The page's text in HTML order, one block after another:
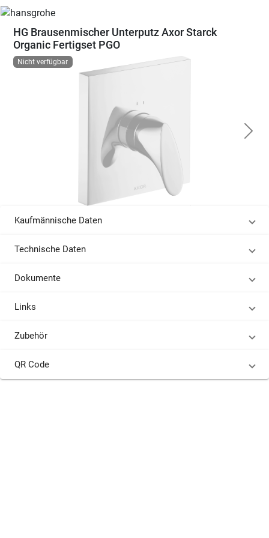
HG Brausenmischer Unterputz Axor Starck
Organic Fertigset PGO
Nicht verfügbar
Kaufmännische Daten
Technische Daten
Dokumente
Links
Zubehör
QR Code